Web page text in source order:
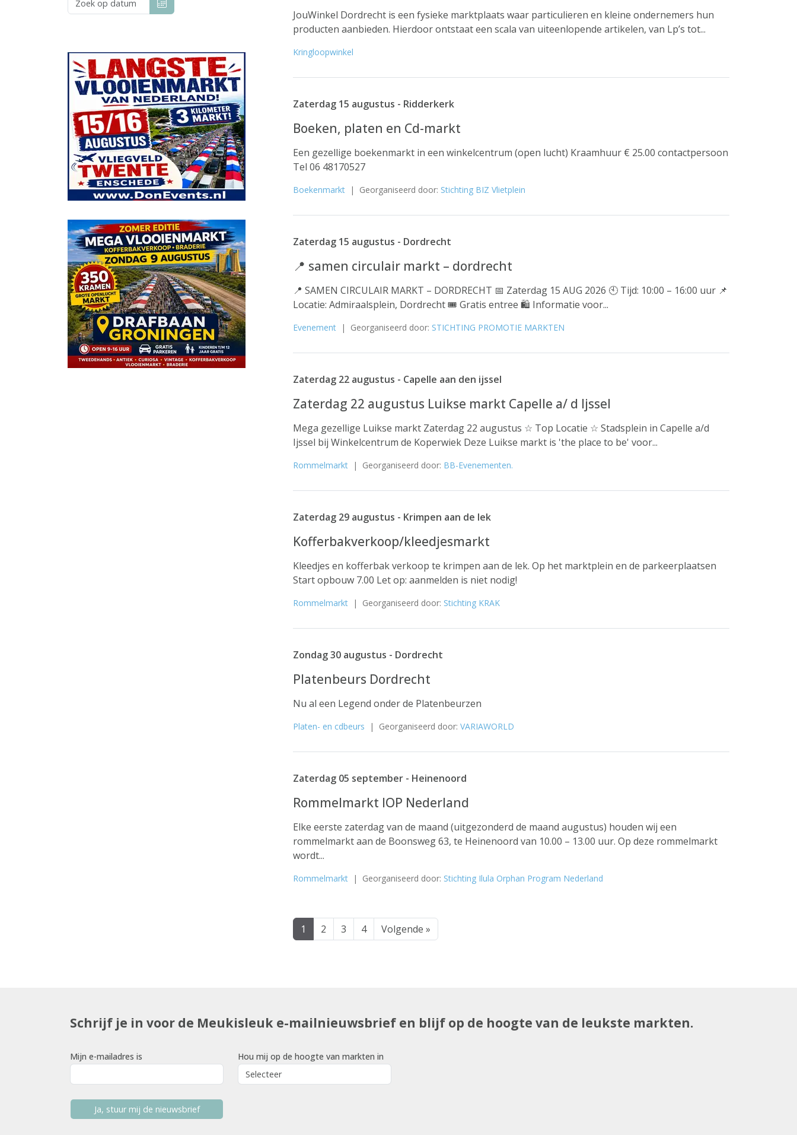
JouWinkel Dordrecht is een fysieke marktplaats waar particulieren en kleine ondernemers hun
producten aanbieden. Hierdoor ontstaat een scala van uiteenlopende artikelen, van Lp’s tot...
Kringloopwinkel
Zaterdag 15 augustus - Ridderkerk
Boeken, platen en Cd-markt
Een gezellige boekenmarkt in een winkelcentrum (open lucht) Kraamhuur € 25.00 contactpersoon
Tel 06 48170527
Boekenmarkt | Georganiseerd door: Stichting BIZ Vlietplein
Zaterdag 15 augustus - Dordrecht
📍 samen circulair markt – dordrecht
📍 SAMEN CIRCULAIR MARKT – DORDRECHT 📅 Zaterdag 15 AUG 2026 🕙 Tijd: 10:00 – 16:00 uur 📌
Locatie: Admiraalsplein, Dordrecht 🎟 Gratis entree 🛍️ Informatie voor...
Evenement | Georganiseerd door: STICHTING PROMOTIE MARKTEN
Zaterdag 22 augustus - Capelle aan den ijssel
Zaterdag 22 augustus Luikse markt Capelle a/ d Ijssel
Mega gezellige Luikse markt Zaterdag 22 augustus ☆ Top Locatie ☆ Stadsplein in Capelle a/d
Ijssel bij Winkelcentrum de Koperwiek Deze Luikse markt is 'the place to be' voor...
Rommelmarkt | Georganiseerd door: BB-Evenementen.
Zaterdag 29 augustus - Krimpen aan de lek
Kofferbakverkoop/kleedjesmarkt
Kleedjes en kofferbak verkoop te krimpen aan de lek. Op het marktplein en de parkeerplaatsen
Start opbouw 7.00 Let op: aanmelden is niet nodig!
Rommelmarkt | Georganiseerd door: Stichting KRAK
Zondag 30 augustus - Dordrecht
Platenbeurs Dordrecht
Nu al een Legend onder de Platenbeurzen
Platen- en cdbeurs | Georganiseerd door: VARIAWORLD
Zaterdag 05 september - Heinenoord
Rommelmarkt IOP Nederland
Elke eerste zaterdag van de maand (uitgezonderd de maand augustus) houden wij een
rommelmarkt aan de Boonsweg 63, te Heinenoord van 10.00 – 13.00 uur. Op deze rommelmarkt
wordt...
Rommelmarkt | Georganiseerd door: Stichting Ilula Orphan Program Nederland
1 2 3 4 Volgende »
Schrijf je in voor de Meukisleuk e-mailnieuwsbrief en blijf op de hoogte van de leukste markten.
Mijn e-mailadres is Hou mij op de hoogte van markten in
Ja, stuur mij de nieuwsbrief